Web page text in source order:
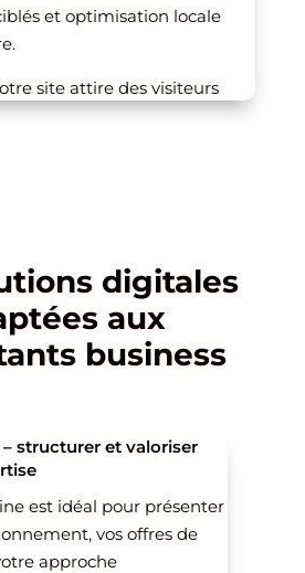
et optimisation locale
site attire des visiteurs
par vos services
digitales
aux
business
structurer et valoriser
est idéal pour présenter
vos offres de
approche